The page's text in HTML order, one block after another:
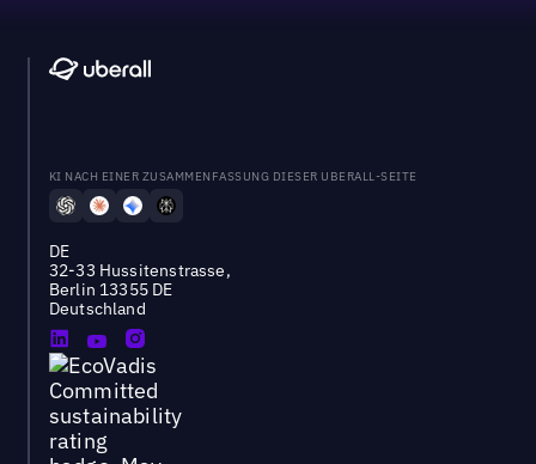
KI NACH EINER ZUSAMMENFASSUNG DIESER UBERALL-SEITE
DE
32-33 Hussitenstrasse,
Berlin 13355 DE
Deutschland